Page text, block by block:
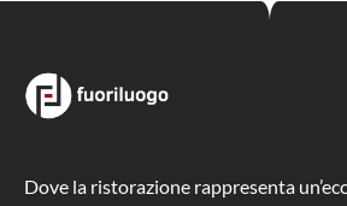
Dove la ristorazione rappresenta